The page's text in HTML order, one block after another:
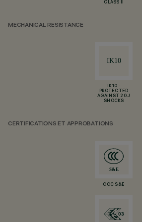
CLASS II
MECHANICAL RESISTANCE
IK10 -
PROTECTED
AGAINST 20 J
SHOCKS
CERTIFICATIONS ET APPROBATIONS
CCC S&E